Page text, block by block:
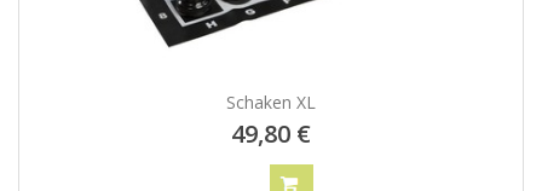
Schaken XL
49,80 €